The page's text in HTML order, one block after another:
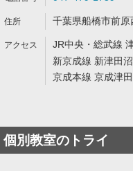
千葉県船橋市前
JR中央・総武線
新京成線 新津田
京成本線 京成津
個別教室のトライ